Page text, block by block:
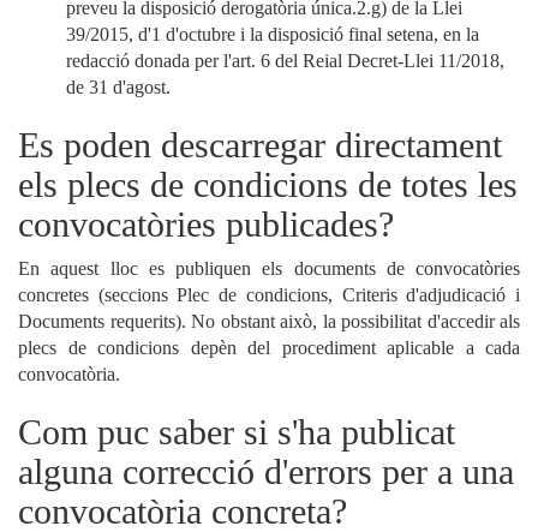
preveu la disposició derogatòria única.2.g) de la Llei
39/2015, d'1 d'octubre i la disposició final setena, en la
redacció donada per l'art. 6 del Reial Decret-Llei 11/2018,
de 31 d'agost.
Es poden descarregar directament
els plecs de condicions de totes les
convocatòries publicades?
En aquest lloc es publiquen els documents de convocatòries
concretes (seccions Plec de condicions, Criteris d'adjudicació i
Documents requerits). No obstant això, la possibilitat d'accedir als
plecs de condicions depèn del procediment aplicable a cada
convocatòria.
Com puc saber si s'ha publicat
alguna correcció d'errors per a una
convocatòria concreta?